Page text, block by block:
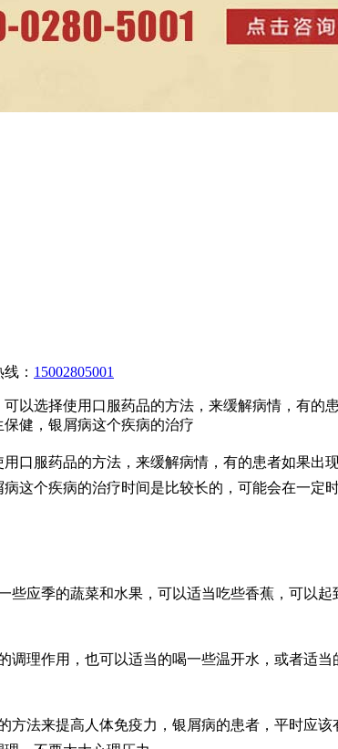
： 15002805001
以选择使用口服药品的方法，来缓解病情，有的
健，银屑病这个疾病的治疗
口服药品的方法，来缓解病情，有的患者如果出
这个疾病的治疗时间是比较长的，可能会在一
应季的蔬菜和水果，可以适当吃些香蕉，可以
理作用，也可以适当的喝一些温开水，或者适
法来提高人体免疫力，银屑病的患者，平时应